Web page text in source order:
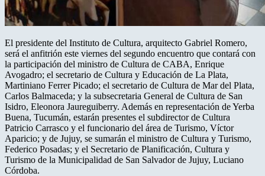
El presidente del Instituto de Cultura, arquitecto Gabriel Romero,
será el anfitrión este viernes del segundo encuentro que contará con
la participación del ministro de Cultura de CABA, Enrique
Avogadro; el secretario de Cultura y Educación de La Plata,
Martiniano Ferrer Picado; el secretario de Cultura de Mar del Plata,
Carlos Balmaceda; y la subsecretaria General de Cultura de San
Isidro, Eleonora Jaureguiberry. Además en representación de Yerba
Buena, Tucumán, estarán presentes el subdirector de Cultura
Patricio Carrasco y el funcionario del área de Turismo, Víctor
Aparicio; y de Jujuy, se sumarán el ministro de Cultura y Turismo,
Federico Posadas; y el Secretario de Planificación, Cultura y
Turismo de la Municipalidad de San Salvador de Jujuy, Luciano
Córdoba.